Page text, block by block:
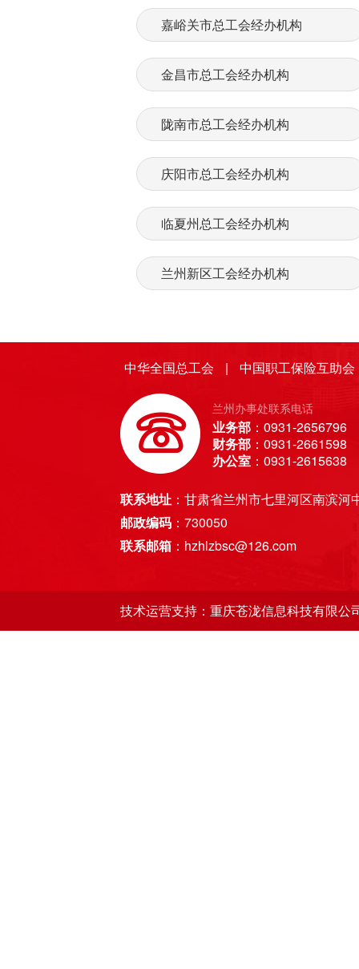
嘉峪关市总工会经办机构
金昌市总工会经办机构
陇南市总工会经办机构
庆阳市总工会经办机构
临夏州总工会经办机构
兰州新区工会经办机构
甘南州总工会经办机构
白银市总工会经办机构
武威市总工会经办机构
天水市总工会经办机构
张掖市总工会经办机构
中华全国总工会 | 中国职工保险互助会
兰州办事处联系电话
业务部 ：0931-2656796
财务部 ：0931-2661598
办公室 ：0931-2615638
联系地址 ：甘肃省兰州市七里河区南滨河
邮政编码 ：730050
联系邮箱 ：hzhlzbsc@126.com
技术运营支持：重庆苍泷信息科技有限公